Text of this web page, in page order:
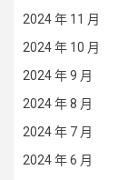
2024 年 11 月
2024 年 10 月
2024 年 9 月
2024 年 8 月
2024 年 7 月
2024 年 6 月